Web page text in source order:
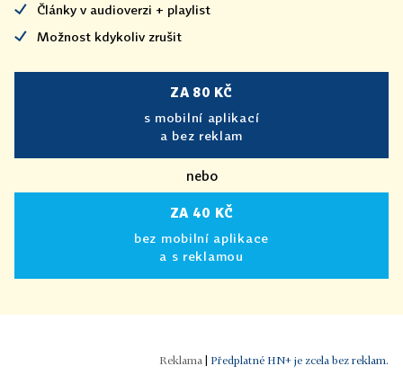
Články v audioverzi + playlist
Možnost kdykoliv zrušit
ZA 80 KČ
s mobilní aplikací
a bez reklam
nebo
ZA 40 KČ
bez mobilní aplikace
a s reklamou
Předplatné HN+ je zcela bez reklam.